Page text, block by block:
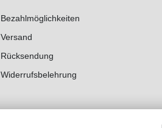
Bezahlmöglichkeiten
Versand
Rücksendung
Widerrufsbelehrung